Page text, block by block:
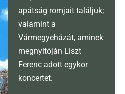
apátság romjait találjuk;
valamint a
Vármegyeházát, aminek
megnyitóján Liszt
Ferenc adott egykor
koncertet.